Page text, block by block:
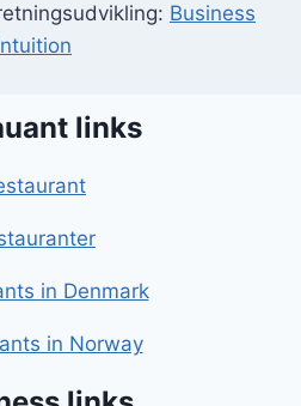
Business
links
in Denmark
in Norway